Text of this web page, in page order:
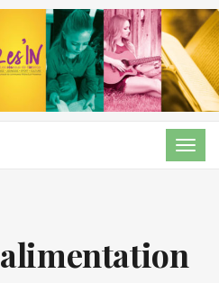
alimentation